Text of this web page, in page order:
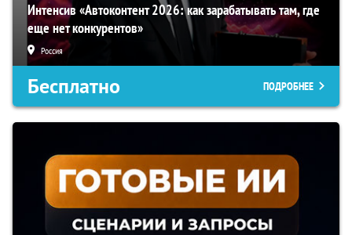
Интенсив «Автоконтент 2026: как зарабатывать там, где
еще нет конкурентов»
Россия
Бесплатно ПОДРОБНЕЕ